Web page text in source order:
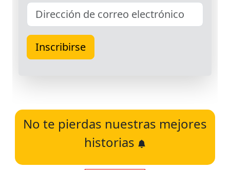
No te pierdas nuestras mejores
historias